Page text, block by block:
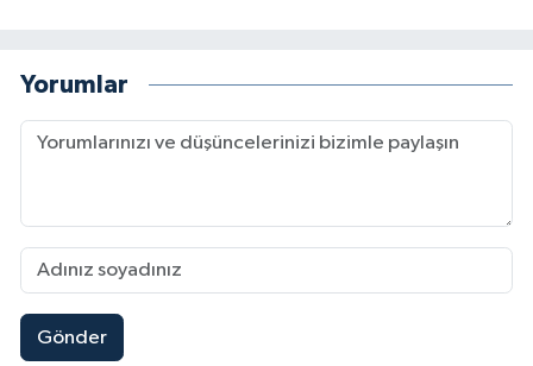
Yorumlar
Gönder
Kırklareli Müftülüğü
Kırşehir Müftülüğü
Konya Müftülüğü
Kütahya Müftülüğü